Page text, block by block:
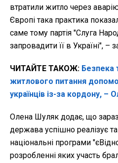
втратили житло через
Європі така практика
саме тому партія "Слуга
запровадити її в Україні", –
ЧИТАЙТЕ ТАКОЖ: Безпека
житлового питання
українців із-за кордону, –
Олена Шуляк додає, що
держава успішно реалізує
національні програми
розробленні яких участь